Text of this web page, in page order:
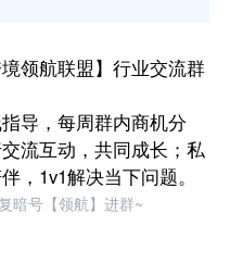
领航联盟】行业交流群
导，每周群内商机分
流互动，共同成长；私
，1v1解决当下问题。
暗号【领航】进群~